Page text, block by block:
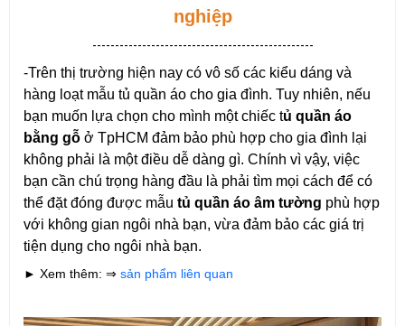
nghiệp
-------------------------------------------------
-Trên thị trường hiện nay có vô số các kiểu dáng và
hàng loạt mẫu tủ quần áo cho gia đình. Tuy nhiên, nếu
bạn muốn lựa chọn cho mình một chiếc tủ quần áo
bằng gỗ ở TpHCM đảm bảo phù hợp cho gia đình lại
không phải là một điều dễ dàng gì. Chính vì vậy, việc
bạn cần chú trọng hàng đầu là phải tìm mọi cách để có
thể đặt đóng được mẫu tủ quần áo âm tường phù hợp
với không gian ngôi nhà bạn, vừa đảm bảo các giá trị
tiện dụng cho ngôi nhà bạn.
► Xem thêm: ⇒ sản phẩm liên quan